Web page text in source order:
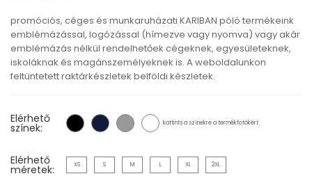
promóciós, céges és munkaruházati KARIBAN póló termékeink
emblémázással, logózással (hímezve vagy nyomva) vagy akár
emblémázás nélkül rendelhetőek cégeknek, egyesületeknek,
iskoláknak és magánszemélyeknek is. A weboldalunkon
feltüntetett raktárkészletek belföldi készletek.
Elérhető
színek: kattints a színekre a termékfotókért
Elérhető
méretek: XS S M L XL 2XL